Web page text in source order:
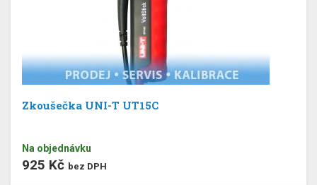
Zkoušečka UNI-T UT15C
Na objednávku
925 Kč bez DPH